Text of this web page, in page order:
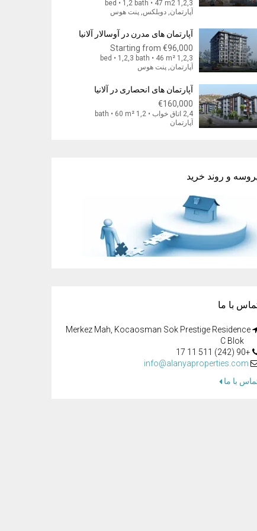
1,2,3 bed • 1,2 bath • 47 m2
آپارتمان, دوبلکس, پنت هوس
آپارتمان های مدرن در آوسالار آلانیا
Starting from €96,000
1,2,3 bed • 1,2,3 bath • 46 m²
آپارتمان, پنت هوس
آپارتمان های انحصاری در آلانیا
€160,000
2,4 اتاق خواب • 1,2 bath • 60 m²
آپارتمان
و روند خرید
با ما
Merkez Mah, Kocaosman Sok Prestige Residence
C Blok
+90 (242) 511 11 17
info@alanyaproperties.com
با ما